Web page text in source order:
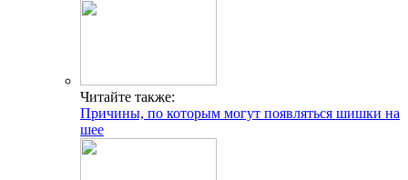
Читайте также:
Причины, по которым могут появляться шишки на
шее